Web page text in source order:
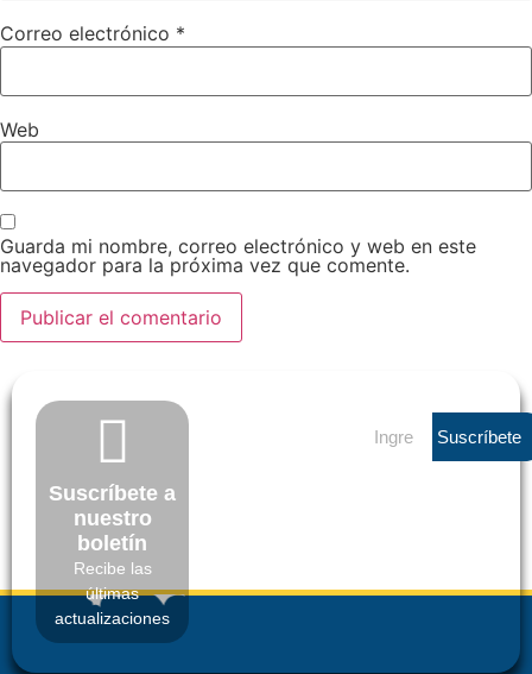
Correo electrónico *
Web
Guarda mi nombre, correo electrónico y web en este
navegador para la próxima vez que comente.
Suscríbete a
nuestro
boletín
Recibe las
últimas
actualizaciones
Suscríbete